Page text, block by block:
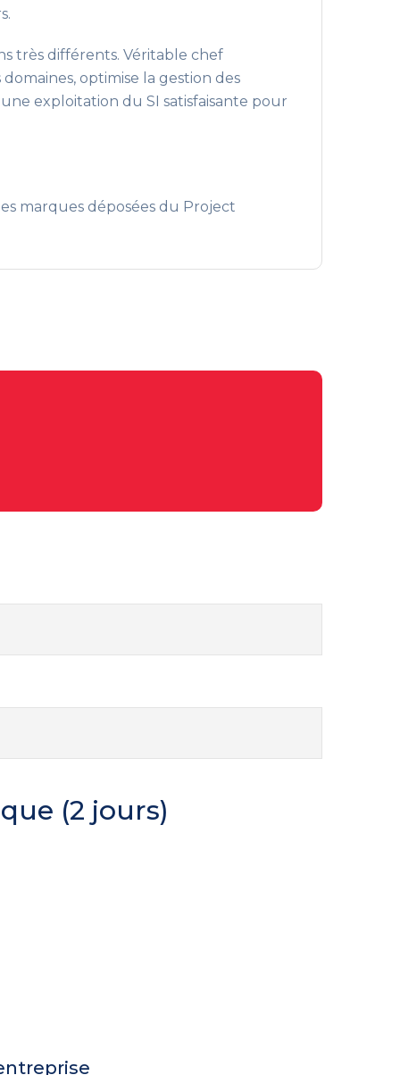
très différents. Véritable chef
optimise la gestion des
exploitation du SI satisfaisante pour
marques déposées du Project
(2 jours)